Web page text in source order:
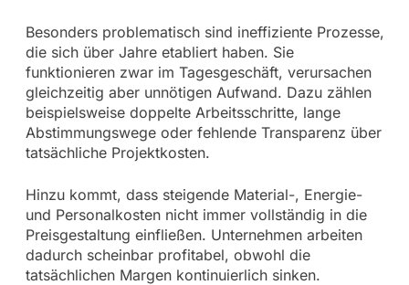
Besonders problematisch sind ineffiziente Prozesse,
die sich über Jahre etabliert haben. Sie
funktionieren zwar im Tagesgeschäft, verursachen
gleichzeitig aber unnötigen Aufwand. Dazu zählen
beispielsweise doppelte Arbeitsschritte, lange
Abstimmungswege oder fehlende Transparenz über
tatsächliche Projektkosten.
Hinzu kommt, dass steigende Material-, Energie-
und Personalkosten nicht immer vollständig in die
Preisgestaltung einfließen. Unternehmen arbeiten
dadurch scheinbar profitabel, obwohl die
tatsächlichen Margen kontinuierlich sinken.